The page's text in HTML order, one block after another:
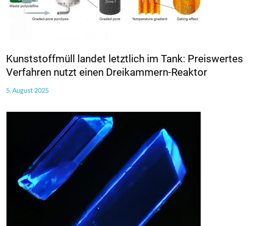
Kunststoffmüll landet letztlich im Tank: Preiswertes
Verfahren nutzt einen Dreikammern-Reaktor
5. August 2025